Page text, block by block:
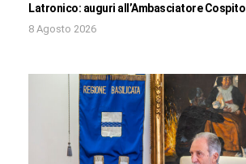
Latronico: auguri all’Ambasciatore Cospito
8 Agosto 2026